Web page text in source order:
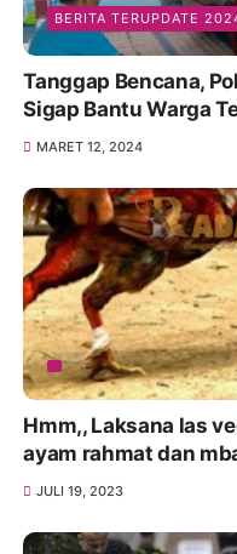
BERITA TERUPDATE
Tanggap Bencana,
Sigap Bantu Warga
MARET 12, 2024
Hmm,, Laksana las
ayam rahmat dan
JULI 19, 2023